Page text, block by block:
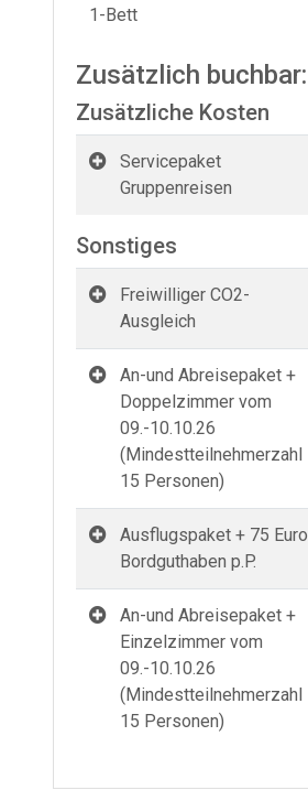
1-Bett
Zusätzlich buchbar:
Zusätzliche Kosten
Servicepaket
Gruppenreisen
Sonstiges
Freiwilliger CO2-
Ausgleich
An-und Abreisepaket +
Doppelzimmer vom
09.-10.10.26
(Mindestteilnehmerzahl
15 Personen)
Ausflugspaket + 75 Euro
Bordguthaben p.P.
An-und Abreisepaket +
Einzelzimmer vom
09.-10.10.26
(Mindestteilnehmerzahl
15 Personen)